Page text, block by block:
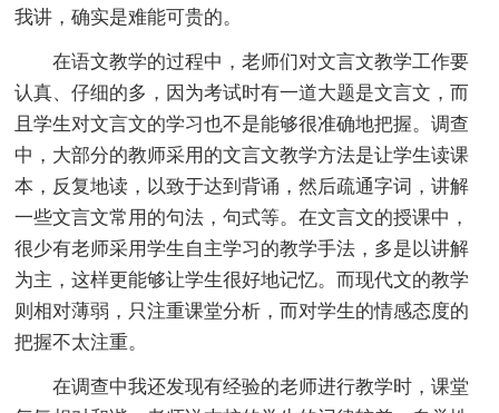
我讲，确实是难能可贵的。
在语文教学的过程中，老师们对文言文教学工作要
认真、仔细的多，因为考试时有一道大题是文言文，而
且学生对文言文的学习也不是能够很准确地把握。调查
中，大部分的教师采用的文言文教学方法是让学生读课
本，反复地读，以致于达到背诵，然后疏通字词，讲解
一些文言文常用的句法，句式等。在文言文的授课中，
很少有老师采用学生自主学习的教学手法，多是以讲解
为主，这样更能够让学生很好地记忆。而现代文的教学
则相对薄弱，只注重课堂分析，而对学生的情感态度的
把握不太注重。
在调查中我还发现有经验的老师进行教学时，课堂